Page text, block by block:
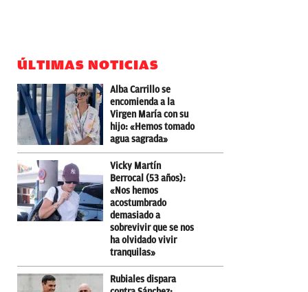
ÚLTIMAS NOTICIAS
Alba Carrillo se
encomienda a la
Virgen María con su
hijo: «Hemos tomado
agua sagrada»
Vicky Martín
Berrocal (53 años):
«Nos hemos
acostumbrado
demasiado a
sobrevivir que se nos
ha olvidado vivir
tranquilas»
Rubiales dispara